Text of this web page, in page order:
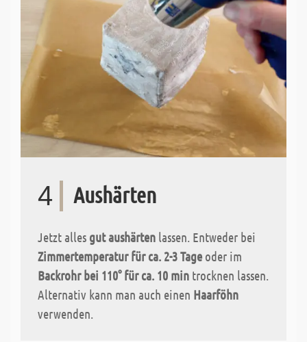
4 Aushärten
Jetzt alles gut aushärten lassen. Entweder bei
Zimmertemperatur für ca. 2-3 Tage oder im
Backrohr bei 110° für ca. 10 min trocknen lassen.
Alternativ kann man auch einen Haarföhn
verwenden.